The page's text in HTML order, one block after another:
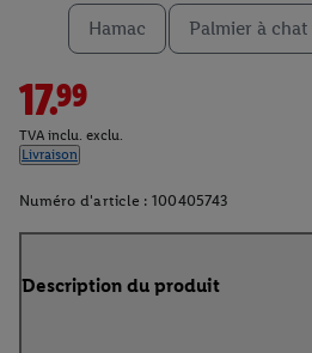
Hamac Palmier à
17.99
TVA inclu. exclu.
Livraison
Numéro d'article : 100405743
Description du produit